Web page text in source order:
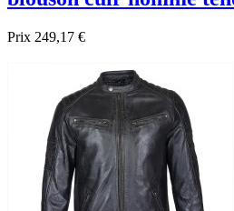
Prix 249,17 €